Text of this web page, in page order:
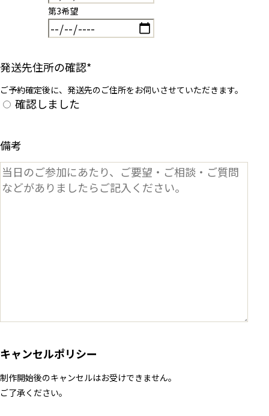
第3希望
発送先住所の確認*
ご予約確定後に、発送先のご住所をお伺いさせていただきます。
確認しました
備考
キャンセルポリシー
制作開始後のキャンセルはお受けできません。
ご了承ください。